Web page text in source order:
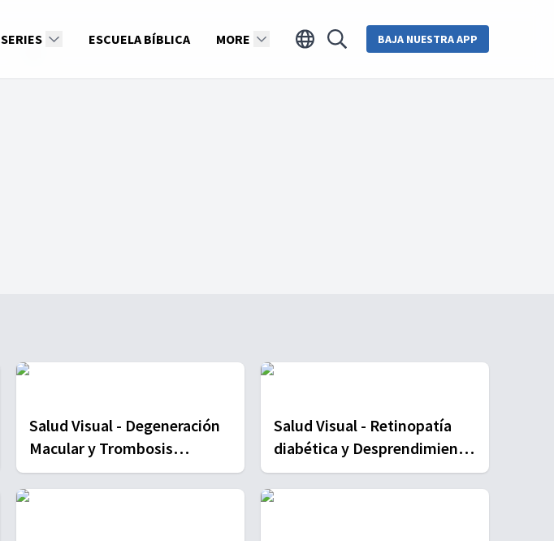
SERIES ESCUELA BÍBLICA MORE BAJA NUESTRA APP
Salud Visual - Degeneración
Macular y Trombosis
Retinianas
Salud Visual - Retinopatía
diabética y Desprendimiento
de retina